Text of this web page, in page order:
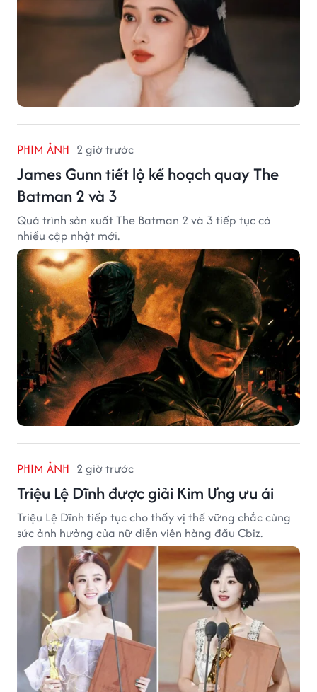
PHIM ẢNH 2 giờ trước
James Gunn tiết lộ kế hoạch quay The
Batman 2 và 3
Quá trình sản xuất The Batman 2 và 3 tiếp tục có
nhiều cập nhật mới.
PHIM ẢNH 2 giờ trước
Triệu Lệ Dĩnh được giải Kim Ưng ưu ái
Triệu Lệ Dĩnh tiếp tục cho thấy vị thế vững chắc cùng
sức ảnh hưởng của nữ diễn viên hàng đầu Cbiz.